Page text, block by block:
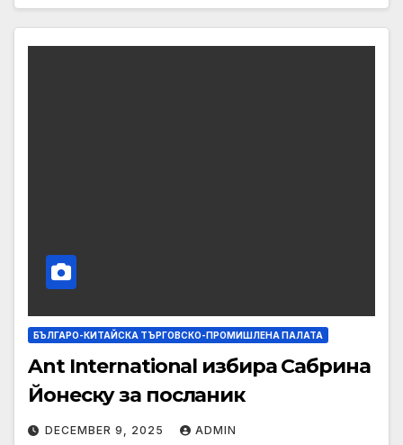
БЪЛГАРО-КИТАЙСКА ТЪРГОВСКО-ПРОМИШЛЕНА ПАЛАТА
Ant International избира Сабрина
Йонеску за посланик
DECEMBER 9, 2025 ADMIN